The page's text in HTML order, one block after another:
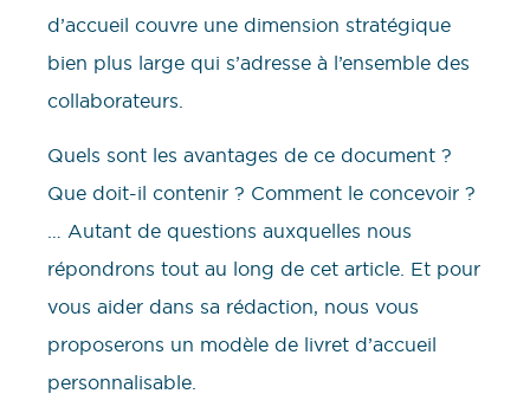
d’accueil couvre une dimension stratégique
bien plus large qui s’adresse à l’ensemble des
collaborateurs.
Quels sont les avantages de ce document ?
Que doit-il contenir ? Comment le concevoir ?
… Autant de questions auxquelles nous
répondrons tout au long de cet article. Et pour
vous aider dans sa rédaction, nous vous
proposerons un modèle de livret d’accueil
personnalisable.